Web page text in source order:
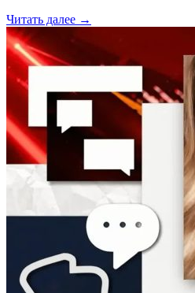
Читать далее →